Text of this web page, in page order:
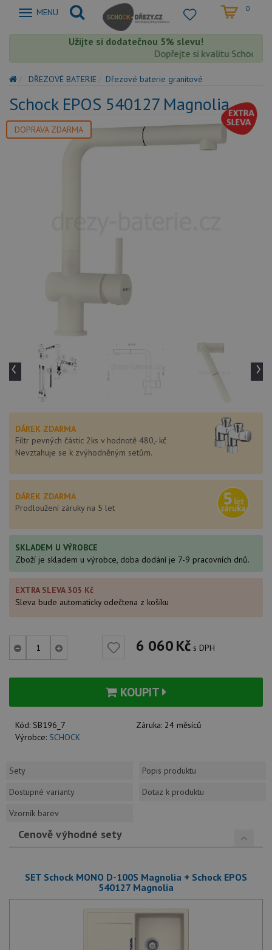
Zobrazit
MENU 0
Užijte si dodatečnou 5% slevu!
Dopřejte si kvalitu Schock s
DŘEZOVÉ BATERIE Dřezové baterie granitové
Schock EPOS 540127 Magnolia
DOPRAVA ZDARMA
‹ ›
DÁREK ZDARMA
Filtr pevných částic 2ks v hodnotě 480,- kč
Nevztahuje se k zvýhodněným setům.
DÁREK ZDARMA
Prodloužení záruky na 5 let
SKLADEM U VÝROBCE
Zboží je skladem u výrobce, doba dodání je 7-9 pracovních dnů.
EXTRA SLEVA 303 Kč
Sleva bude automaticky odečtena z košíku
6 060Kč s DPH
KOUPIT
Kód: SB196_7 Záruka: 24 měsíců
Výrobce: SCHOCK
Sety
Popis produktu
Dostupné varianty
Dotaz k produktu
Vzorník barev
Cenově výhodné sety
SET Schock MONO D-100S Magnolia + Schock EPOS
540127 Magnolia